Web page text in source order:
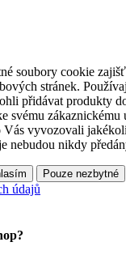
soubory cookie
stránek.
přidávat produkty
svému zákaznickému
Vás vyvozovali
nebudou nikdy
Pouze nezbytné
údajů